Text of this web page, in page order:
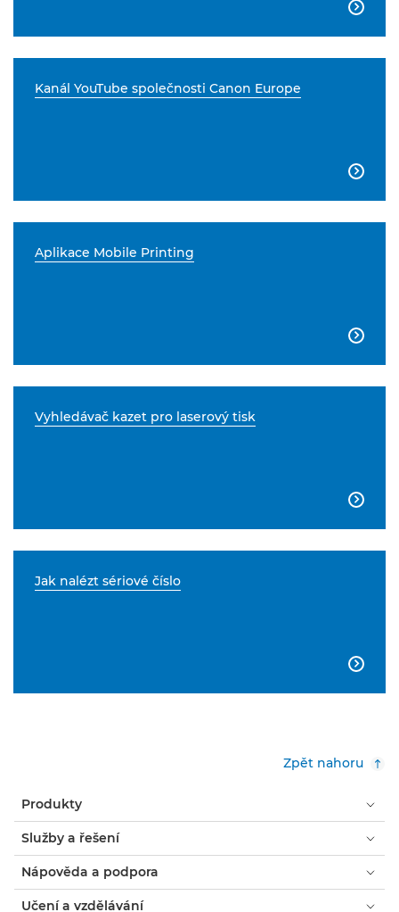

Kanál YouTube společnosti Canon Europe

Aplikace Mobile Printing

Vyhledávač kazet pro laserový tisk

Jak nalézt sériové číslo

Zpět nahoru
Produkty
Služby a řešení
Nápověda a podpora
Učení a vzdělávání